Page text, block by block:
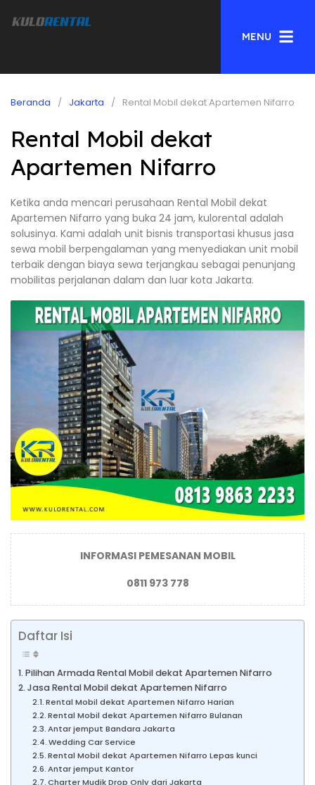
MENU
Beranda Jakarta Rental Mobil dekat Apartemen Nifarro
Rental Mobil dekat
Apartemen Nifarro
Ketika anda mencari perusahaan Rental Mobil dekat
Apartemen Nifarro yang buka 24 jam, kulorental adalah
solusinya. Kami adalah unit bisnis transportasi khusus jasa
sewa mobil berpengalaman yang menyediakan unit mobil
terbaik dengan biaya sewa terjangkau sebagai penunjang
mobilitas perjalanan dalam dan luar kota Jakarta.
INFORMASI PEMESANAN MOBIL
0811 973 778
Daftar Isi
Pilihan Armada Rental Mobil dekat Apartemen Nifarro
Jasa Rental Mobil dekat Apartemen Nifarro
Rental Mobil dekat Apartemen Nifarro Harian
Rental Mobil dekat Apartemen Nifarro Bulanan
Antar jemput Bandara Jakarta
Wedding Car Service
Rental Mobil dekat Apartemen Nifarro Lepas kunci
Antar jemput Kantor
Charter Mudik Drop Only dari Jakarta